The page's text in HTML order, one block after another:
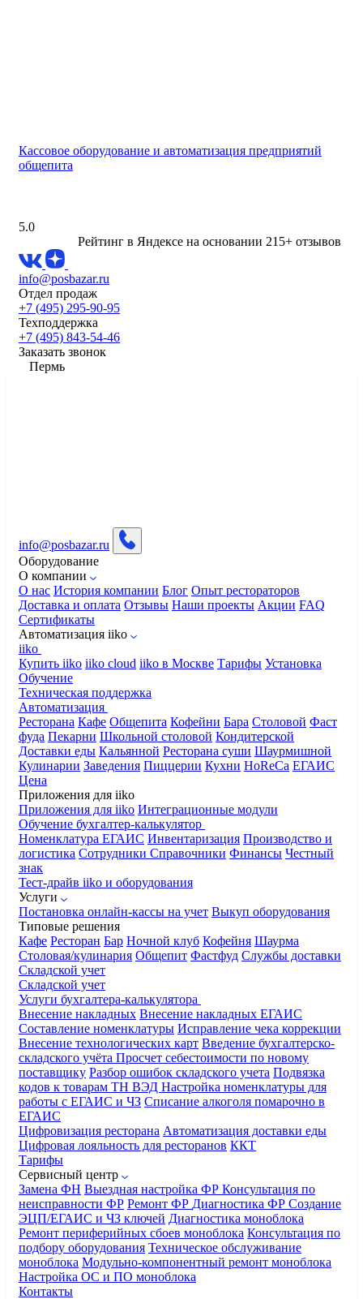
Кассовое оборудование и автоматизация предприятий
общепита
5.0
Рейтинг в Яндексе на основании 215+ отзывов
info@posbazar.ru
Отдел продаж
+7 (495) 295-90-95
Техподдержка
+7 (495) 843-54-46
Заказать звонок
Пермь
info@posbazar.ru
Оборудование
О компании
О нас История компании Блог Опыт рестораторов
Доставка и оплата Отзывы Наши проекты Акции FAQ
Сертификаты
Автоматизация iiko
iiko
Купить iiko iiko cloud iiko в Москве Тарифы Установка
Обучение
Техническая поддержка
Автоматизация
Ресторана Кафе Общепита Кофейни Бара Столовой Фаст
фуда Пекарни Школьной столовой Кондитерской
Доставки еды Кальянной Ресторана суши Шаурмишной
Кулинарии Заведения Пиццерии Кухни HoReCa ЕГАИС
Цена
Приложения для iiko
Приложения для iiko Интеграционные модули
Обучение бухгалтер-калькулятор
Номенклатура ЕГАИС Инвентаризация Производство и
логистика Сотрудники Справочники Финансы Честный
знак
Тест-драйв iiko и оборудования
Услуги
Постановка онлайн-кассы на учет Выкуп оборудования
Типовые решения
Кафе Ресторан Бар Ночной клуб Кофейня Шаурма
Столовая/кулинария Общепит Фастфуд Службы доставки
Складской учет
Складской учет
Услуги бухгалтера-калькулятора
Внесение накладных Внесение накладных ЕГАИС
Составление номенклатуры Исправление чека коррекции
Внесение технологических карт Введение бухгалтерско-
складского учёта Просчет себестоимости по новому
поставщику Разбор ошибок складского учета Подвязка
кодов к товарам ТН ВЭД Настройка номенклатуры для
работы с ЕГАИС и ЧЗ Списание алкоголя помарочно в
ЕГАИС
Цифровизация ресторана Автоматизация доставки еды
Цифровая лояльность для ресторанов ККТ
Тарифы
Сервисный центр
Замена ФН Выездная настройка ФР Консультация по
неисправности ФР Ремонт ФР Диагностика ФР Создание
ЭЦП/ЕГАИС и ЧЗ ключей Диагностика моноблока
Ремонт периферийных сбоев моноблока Консультация по
подбору оборудования Техническое обслуживание
моноблока Модульно-компонентный ремонт моноблока
Настройка ОС и ПО моноблока
Контакты